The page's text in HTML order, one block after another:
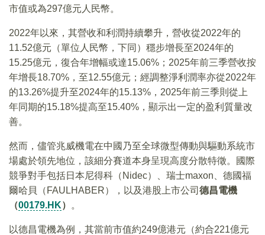
市值或為297億元人民幣。
2022年以來，其營收和利潤持續攀升，營收從2022年的
11.52億元（單位人民幣，下同）穩步增長至2024年的
15.25億元，復合年增幅或達15.06%；2025年前三季營收按
年增長18.70%，至12.55億元；經調整淨利潤率亦從2022年
的13.26%提升至2024年的15.13%，2025年前三季則從上
年同期的15.18%提高至15.40%，顯示出一定的盈利質量改
善。
然而，儘管兆威機電在中國乃至全球微型傳動與驅動系統市
場處於領先地位，該細分賽道本身呈現高度分散特徵。國際
競爭對手包括日本尼得科（Nidec）、瑞士maxon、德國福
爾哈貝（FAULHABER），以及港股上市公司 德昌電機
（00179.HK） 。
以德昌電機為例，其當前市值約249億港元（約合221億元